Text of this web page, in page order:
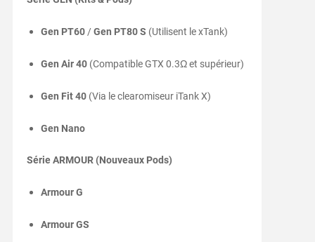
Gen PT60/Gen PT80 S (Utilisent le xTank)
Gen Air 40(Compatible GTX 0.3Ω et supérieur)
Gen Fit 40(Via le clearomiseur iTank X)
Gen Nano
Série ARMOUR (Nouveaux Pods)
Armour G
Armour GS